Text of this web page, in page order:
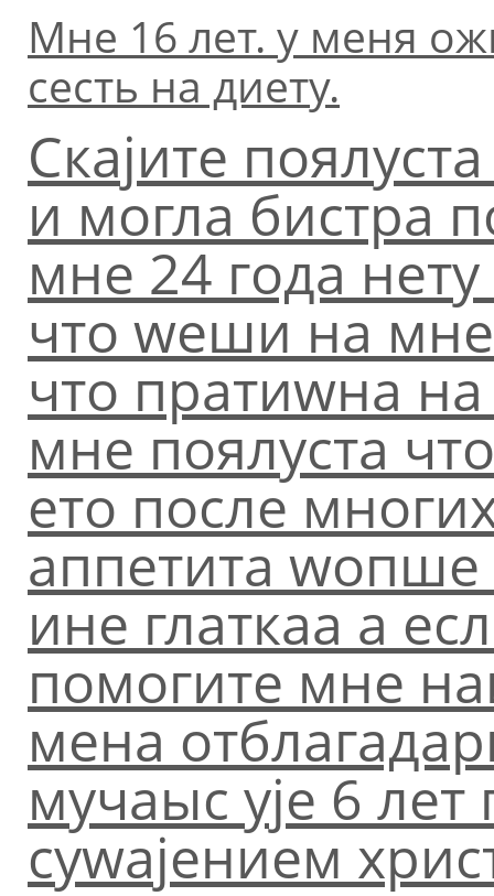
Мне 16 лет. у меня
сесть на диету.
Скаjите
и могла бистpа
мне 24 года
что wеши на
что пpатиwна
мне поялуста
ето после
аппетита wопше
ине глаткаа а
помогите мне
мена
мучаыс уjе 6
суwаjением